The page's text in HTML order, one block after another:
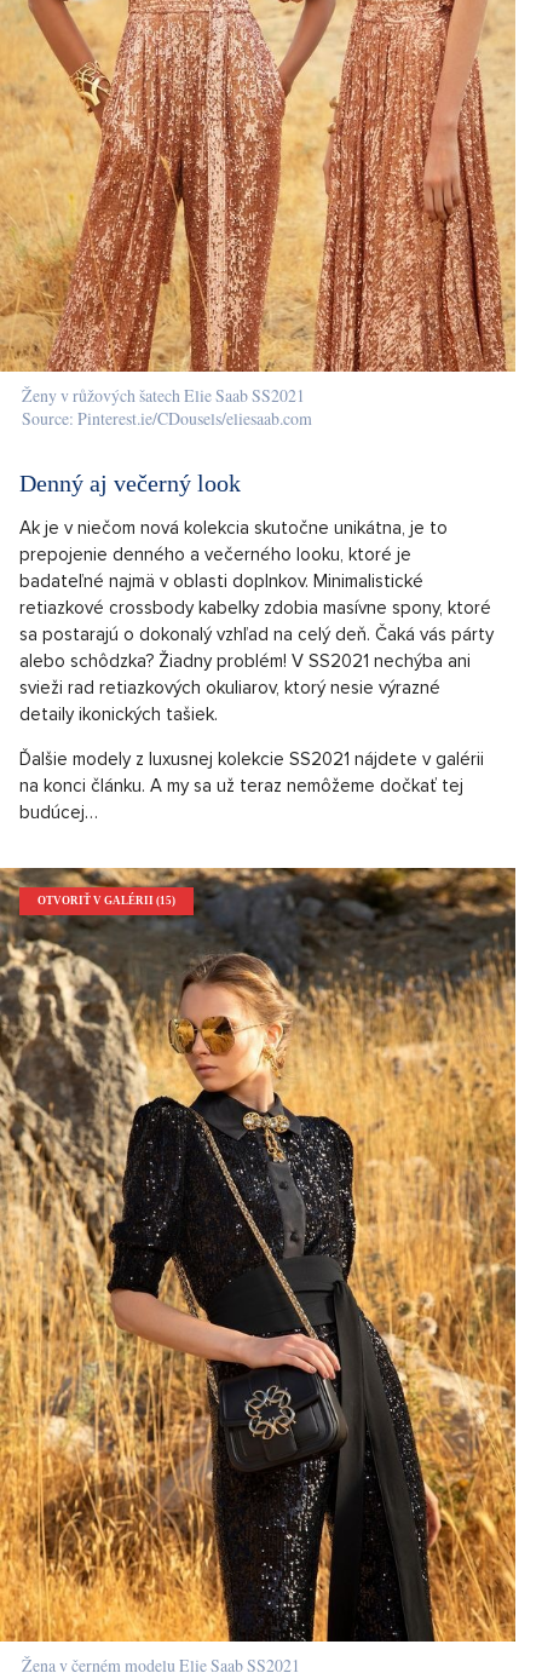
Ženy v růžových šatech Elie Saab SS2021
Source: Pinterest.ie/CDousels/eliesaab.com
Denný aj večerný look
Ak je v niečom nová kolekcia skutočne unikátna, je to
prepojenie denného a večerného looku, ktoré je
badateľné najmä v oblasti doplnkov. Minimalistické
retiazkové crossbody kabelky zdobia masívne spony, ktoré
sa postarajú o dokonalý vzhľad na celý deň. Čaká vás párty
alebo schôdzka? Žiadny problém! V SS2021 nechýba ani
svieži rad retiazkových okuliarov, ktorý nesie výrazné
detaily ikonických tašiek.
Ďalšie modely z luxusnej kolekcie SS2021 nájdete v galérii
na konci článku. A my sa už teraz nemôžeme dočkať tej
budúcej…
OTVORIŤ V GALÉRII (15)
Žena v černém modelu Elie Saab SS2021